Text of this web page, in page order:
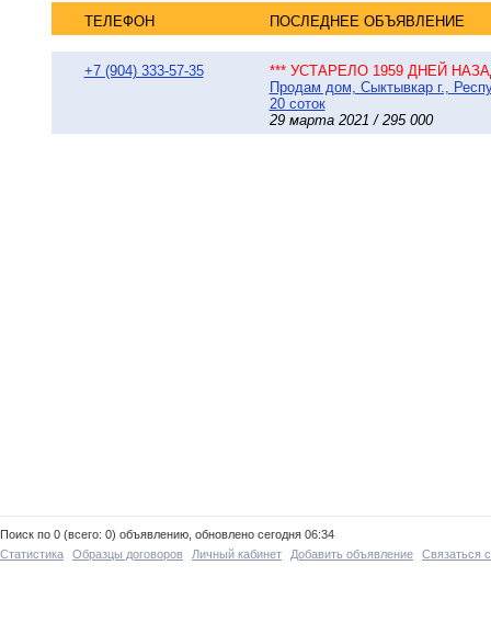
ТЕЛЕФОН ПОСЛЕДНЕЕ ОБЪЯВЛЕНИЕ
+7 (904) 333-57-35
*** УСТАРЕЛО 1959 ДНЕЙ
Продам дом, Сыктывкар г.,
20 соток
29 марта 2021 / 295 000
Поиск по 0 (всего: 0) объявлению, обновлено сегодня 06:34
Статистика
Образцы договоров Личный кабинет Добавить объявление Связаться